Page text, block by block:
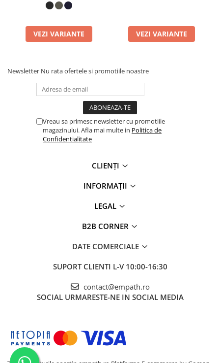
Datorită conținutului ridicat de bumbac organic, această bluză
de delicată cu pielea, fiind ideal chiar și pentru pielea sensibilă.
Interiorul pufos adaugă un plus de căldură, transformându-l în
perfectă pentru sezonul rece.
Durabilitate Sporită
textura impecabilă în timp, fiind superioare celor realizate din
Print de Înaltă Calitate
Imprimarea digitală DTG (direct to garment) asigură culori
VEZI VARIANTE VEZI VARIANTE
Newsletter Nu rata ofertele si promotiile noastre
Vreau sa primesc newsletter cu promotiile
magazinului. Afla mai multe in Politica de
Confidentialitate
CLIENȚI
INFORMAȚII
LEGAL
B2B CORNER
DATE COMERCIALE
SUPORT CLIENTI L-V 10:00-16:30
contact@empath.ro
SOCIAL URMARESTE-NE IN SOCIAL MEDIA